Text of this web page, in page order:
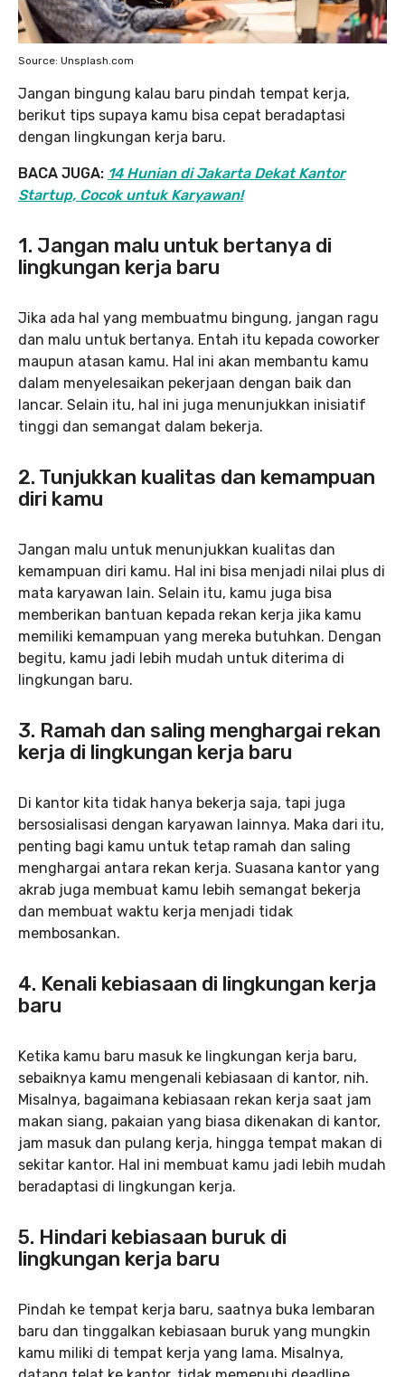
Source: Unsplash.com
Jangan bingung kalau baru pindah tempat kerja,
berikut tips supaya kamu bisa cepat beradaptasi
dengan lingkungan kerja baru.
BACA JUGA: 14 Hunian di Jakarta Dekat Kantor
Startup, Cocok untuk Karyawan!
1. Jangan malu untuk bertanya di
lingkungan kerja baru
Jika ada hal yang membuatmu bingung, jangan ragu
dan malu untuk bertanya. Entah itu kepada coworker
maupun atasan kamu. Hal ini akan membantu kamu
dalam menyelesaikan pekerjaan dengan baik dan
lancar. Selain itu, hal ini juga menunjukkan inisiatif
tinggi dan semangat dalam bekerja.
2. Tunjukkan kualitas dan kemampuan
diri kamu
Jangan malu untuk menunjukkan kualitas dan
kemampuan diri kamu. Hal ini bisa menjadi nilai plus di
mata karyawan lain. Selain itu, kamu juga bisa
memberikan bantuan kepada rekan kerja jika kamu
memiliki kemampuan yang mereka butuhkan. Dengan
begitu, kamu jadi lebih mudah untuk diterima di
lingkungan baru.
3. Ramah dan saling menghargai rekan
kerja di lingkungan kerja baru
Di kantor kita tidak hanya bekerja saja, tapi juga
bersosialisasi dengan karyawan lainnya. Maka dari itu,
penting bagi kamu untuk tetap ramah dan saling
menghargai antara rekan kerja. Suasana kantor yang
akrab juga membuat kamu lebih semangat bekerja
dan membuat waktu kerja menjadi tidak
membosankan.
4. Kenali kebiasaan di lingkungan kerja
baru
Ketika kamu baru masuk ke lingkungan kerja baru,
sebaiknya kamu mengenali kebiasaan di kantor, nih.
Misalnya, bagaimana kebiasaan rekan kerja saat jam
makan siang, pakaian yang biasa dikenakan di kantor,
jam masuk dan pulang kerja, hingga tempat makan di
sekitar kantor. Hal ini membuat kamu jadi lebih mudah
beradaptasi di lingkungan kerja.
5. Hindari kebiasaan buruk di
lingkungan kerja baru
Pindah ke tempat kerja baru, saatnya buka lembaran
baru dan tinggalkan kebiasaan buruk yang mungkin
kamu miliki di tempat kerja yang lama. Misalnya,